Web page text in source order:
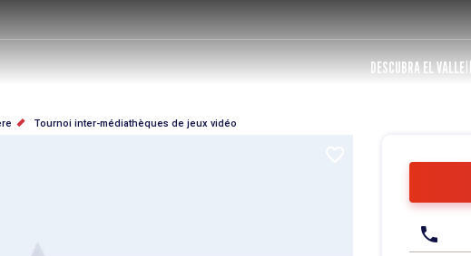
DESCUBRA EL VALLE
Tournoi inter-médiathèques de jeux vidéo